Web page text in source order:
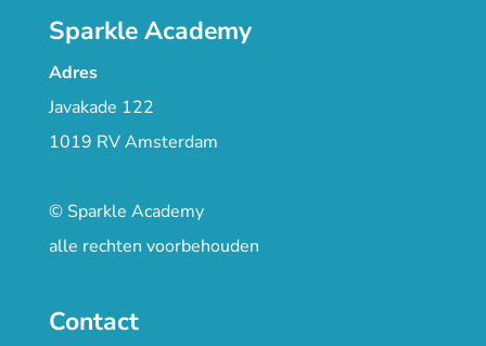
Sparkle Academy
Adres
Javakade 122
1019 RV Amsterdam
© Sparkle Academy
alle rechten voorbehouden
Contact